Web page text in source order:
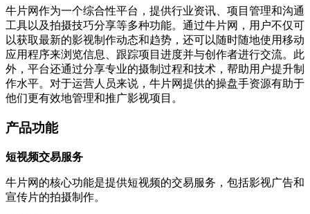
牛片网作为一个综合性平台，提供行业资讯、项目管理和沟通
工具以及拍摄技巧分享等多种功能。通过牛片网，用户不仅可
以获取最新的影视制作动态和趋势，还可以随时随地使用移动
应用程序来浏览信息、跟踪项目进度并与创作者进行交流。此
外，平台还通过分享专业的摄制过程和技术，帮助用户提升制
作水平。对于运营人员来说，牛片网提供的操盘手资源有助于
他们更有效地管理和推广影视项目。
产品功能
短视频交易服务
牛片网的核心功能是提供短视频的交易服务，包括影视广告和
宣传片的拍摄制作。